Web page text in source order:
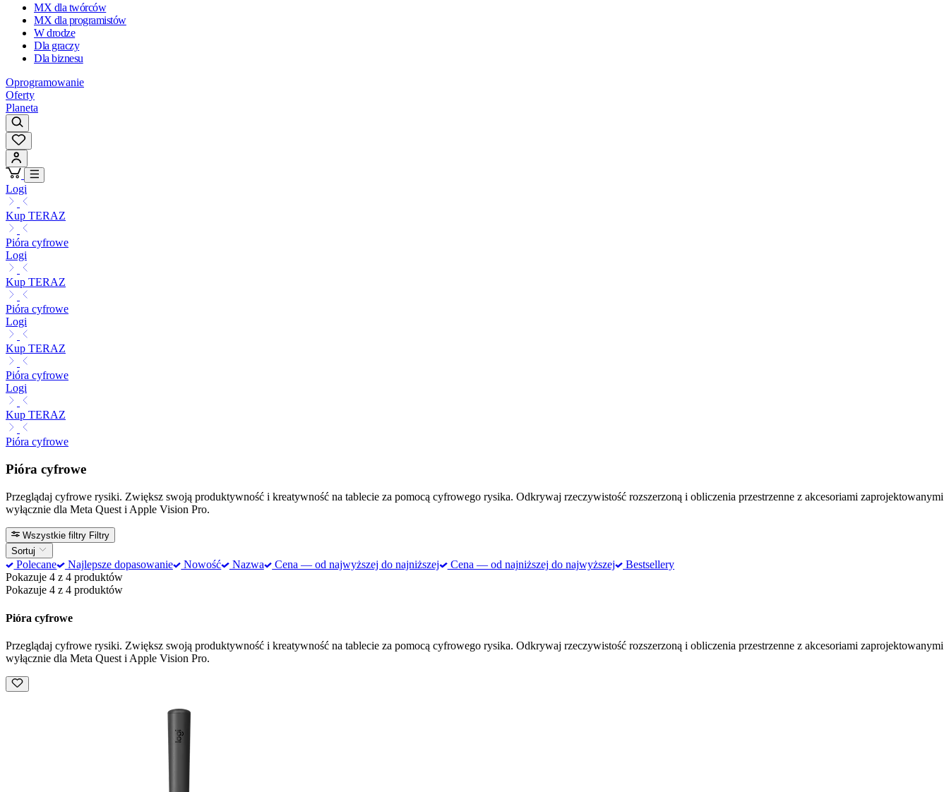
MX dla twórców
MX dla programistów
W drodze
Dla graczy
Dla biznesu
Oprogramowanie
Oferty
Planeta
Logi
Kup TERAZ
Pióra cyfrowe
Logi
Kup TERAZ
Pióra cyfrowe
Logi
Kup TERAZ
Pióra cyfrowe
Logi
Kup TERAZ
Pióra cyfrowe
Pióra cyfrowe
Przeglądaj cyfrowe rysiki. Zwiększ swoją produktywność i kreatywność na tablecie za pomocą cyfrowego rysika. Odkrywaj rzeczywistość rozszerzoną i obliczenia przestrzenne z akcesoriami zaprojektowanymi
wyłącznie dla Meta Quest i Apple Vision Pro.
Wszystkie filtry Filtry
Sortuj
Polecane Najlepsze dopasowanie Nowość Nazwa Cena — od najwyższej do najniższej Cena — od najniższej do najwyższej
Bestsellery
Pokazuje 4 z 4 produktów
Pokazuje 4 z 4 produktów
Pióra cyfrowe
Przeglądaj cyfrowe rysiki. Zwiększ swoją produktywność i kreatywność na tablecie za pomocą cyfrowego rysika. Odkrywaj rzeczywistość rozszerzoną i obliczenia przestrzenne z akcesoriami zaprojektowanymi
wyłącznie dla Meta Quest i Apple Vision Pro.